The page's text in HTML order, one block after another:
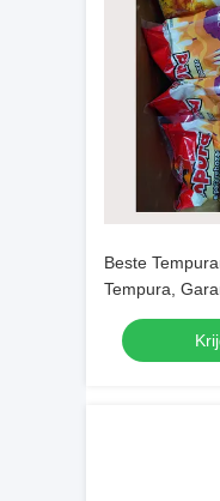
Beste
Tempura,
Buitenkant en
Gegaarde